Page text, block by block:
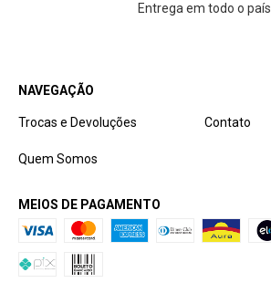
Entrega em todo o país
NAVEGAÇÃO
Trocas e Devoluções Contato
Quem Somos
MEIOS DE PAGAMENTO